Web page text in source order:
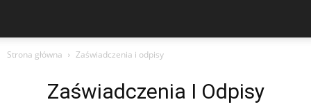
Strona główna Zaświadczenia i odpisy
Zaświadczenia I Odpisy